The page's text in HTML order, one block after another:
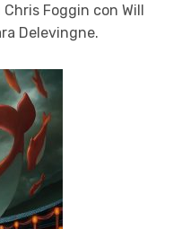
Foggin con Will
Delevingne.